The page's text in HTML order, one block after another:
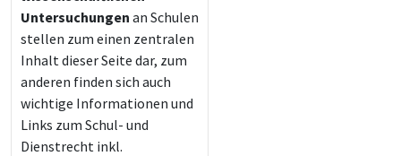
Untersuchungen an Schulen
stellen zum einen zentralen
Inhalt dieser Seite dar, zum
anderen finden sich auch
wichtige Informationen und
Links zum Schul- und
Dienstrecht inkl.